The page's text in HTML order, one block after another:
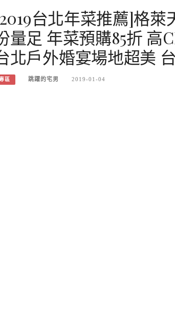
台北年菜推薦]格
量足 年菜預購85折 高
北戶外婚宴場地超美
區 跳躍的宅男 2019-01-04